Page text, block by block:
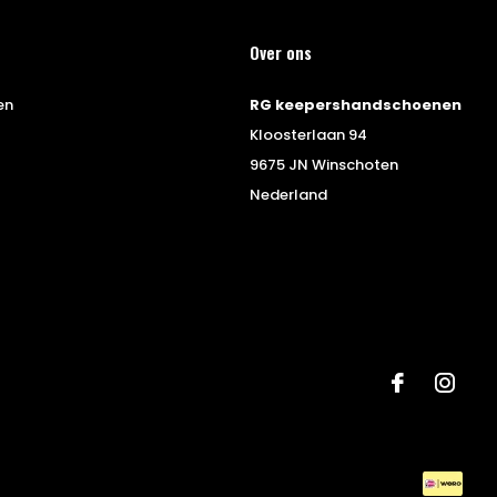
Over ons
RG keepershandschoenen
Kloosterlaan 94
9675 JN Winschoten
Nederland